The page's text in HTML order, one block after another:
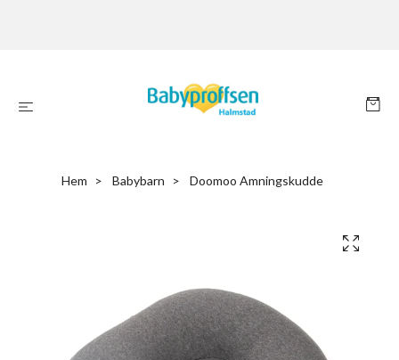
Hem Babybarn Doomoo Amningskudde